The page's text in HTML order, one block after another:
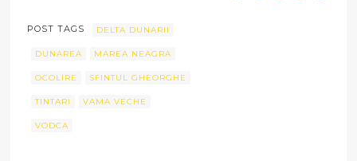
POST TAGS DELTA DUNARII
DUNAREA MAREA NEAGRA
OCOLIRE SFINTUL GHEORGHE
TINTARI VAMA VECHE
VODCA